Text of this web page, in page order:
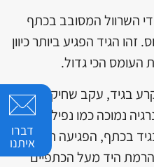
השרוול המסובב בכתף
הגיד הפגיע ביותר כיוון
העומס הכי גדול.
בגיד, עקב שחיקת
נמוכה כמו נפילה
בכתף, הפגיעה תהיה
היד מעל הכתפיים
דברו
איתנו